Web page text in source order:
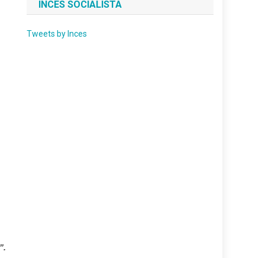
INCES SOCIALISTA
Tweets by Inces